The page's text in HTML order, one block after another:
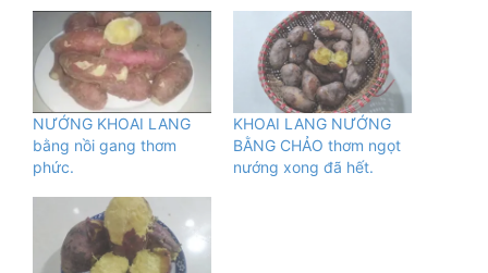
NƯỚNG KHOAI LANG
bằng nồi gang thơm
phức.
KHOAI LANG NƯỚNG
BẰNG CHẢO thơm ngọt
nướng xong đã hết.